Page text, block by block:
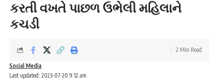
કરતી વખતે પાછળ ઉભેલી મહિલાને
કચડી
Last updated: 2023-07-20 9:12 am
Social Media
2 Min Read